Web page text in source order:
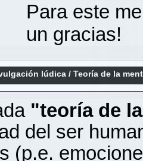
Para este
un gracias!
lúdica /Teoría de la
"teoría de
del ser
(p.e.